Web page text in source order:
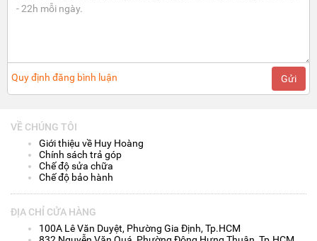
Quy định đăng bình luận Gửi
VỀ CHÚNG TÔI
Giới thiệu về Huy Hoàng
Chính sách trả góp
Chế độ sửa chữa
Chế độ bảo hành
ĐỊA CHỈ CỬA HÀNG
100A Lê Văn Duyệt, Phường Gia Định, Tp.HCM